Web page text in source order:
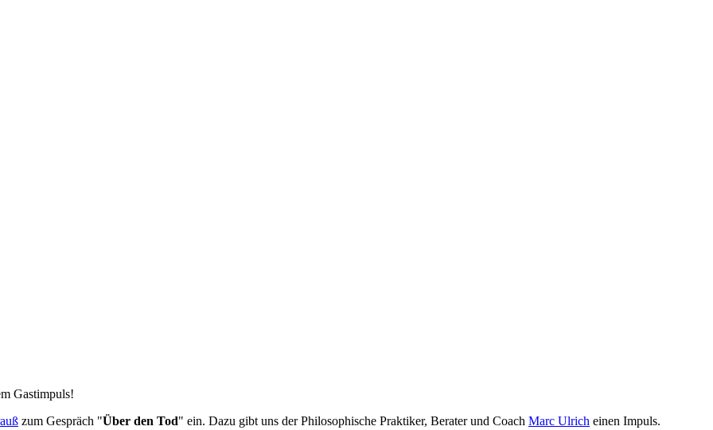
Gastimpuls!
zum Gespräch "Über den Tod" ein. Dazu gibt uns der Philosophische Praktiker, Berater und Coach Marc Ulrich einen Impuls.